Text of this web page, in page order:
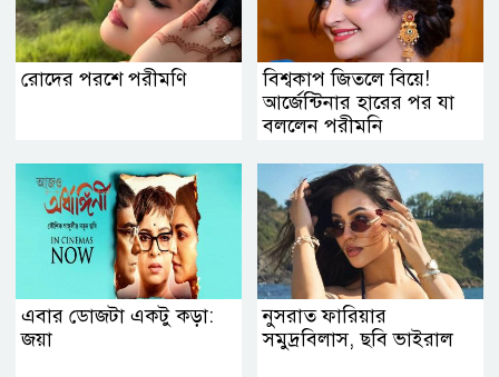
রোদের পরশে পরীমণি
বিশ্বকাপ জিতলে বিয়ে!
আর্জেন্টিনার হারের পর যা
বললেন পরীমনি
এবার ডোজটা একটু কড়া:
জয়া
নুসরাত ফারিয়ার
সমুদ্রবিলাস, ছবি ভাইরাল